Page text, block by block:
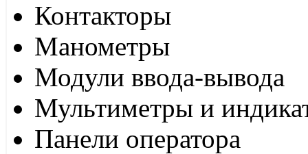
Контакторы
Манометры
Модули ввода-вывода
Мультиметры и
Панели оператора